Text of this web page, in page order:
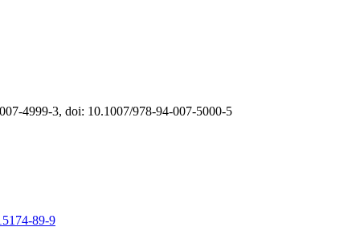
4999-3, doi: 10.1007/978-94-007-5000-5
89-9